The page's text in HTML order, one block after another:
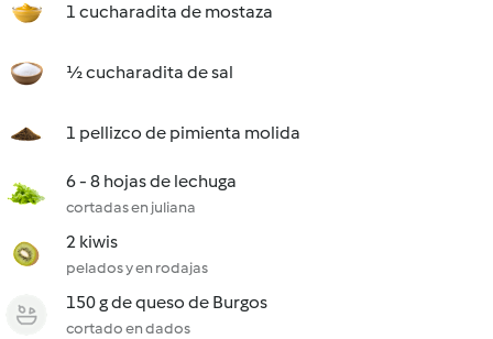
1 cucharadita de mostaza
½ cucharadita de sal
1 pellizco de pimienta molida
6 - 8 hojas de lechuga
cortadas en juliana
2 kiwis
pelados y en rodajas
150 g de queso de Burgos
cortado en dados